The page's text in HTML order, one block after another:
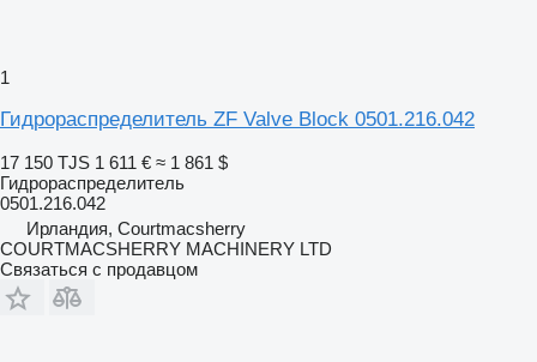
1
Гидрораспределитель ZF Valve Block 0501.216.042
17 150 TJS 1 611 € ≈ 1 861 $
Гидрораспределитель
0501.216.042
Ирландия, Courtmacsherry
COURTMACSHERRY MACHINERY LTD
Связаться с продавцом